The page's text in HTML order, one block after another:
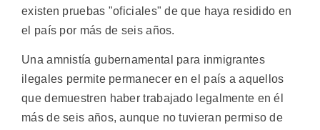
existen pruebas "oficiales" de que haya residido en
el país por más de seis años.
Una amnistía gubernamental para inmigrantes
ilegales permite permanecer en el país a aquellos
que demuestren haber trabajado legalmente en él
más de seis años, aunque no tuvieran permiso de